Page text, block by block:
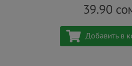
39.90
Добавить в